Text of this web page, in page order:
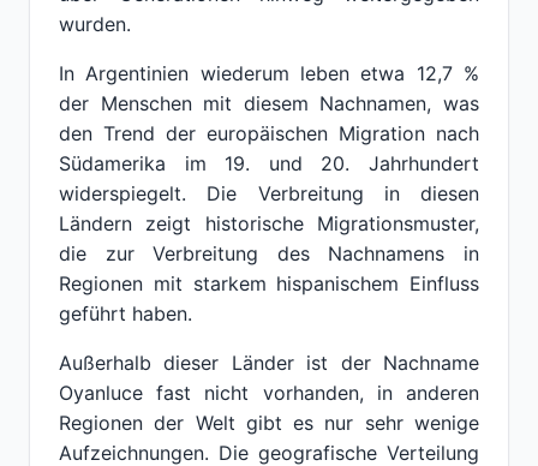
wurden.
In Argentinien wiederum leben etwa 12,7 %
der Menschen mit diesem Nachnamen, was
den Trend der europäischen Migration nach
Südamerika im 19. und 20. Jahrhundert
widerspiegelt. Die Verbreitung in diesen
Ländern zeigt historische Migrationsmuster,
die zur Verbreitung des Nachnamens in
Regionen mit starkem hispanischem Einfluss
geführt haben.
Außerhalb dieser Länder ist der Nachname
Oyanluce fast nicht vorhanden, in anderen
Regionen der Welt gibt es nur sehr wenige
Aufzeichnungen. Die geografische Verteilung